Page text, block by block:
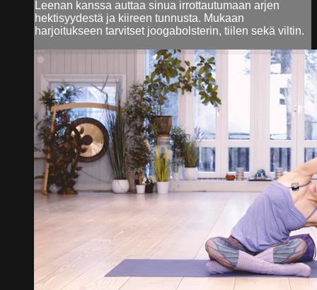
Leenan kanssa auttaa sinua irrottautumaan arjen
hektisyydestä ja kiireen tunnusta. Mukaan
harjoitukseen tarvitset joogabolsterin, tiilen sekä viltin.